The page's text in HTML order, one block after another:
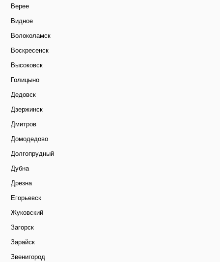
Верее
Видное
Волоколамск
Воскресенск
Высоковск
Голицыно
Дедовск
Дзержинск
Дмитров
Домодедово
Долгопрудный
Дубна
Дрезна
Егорьевск
Жуковский
Загорск
Зарайск
Звенигород